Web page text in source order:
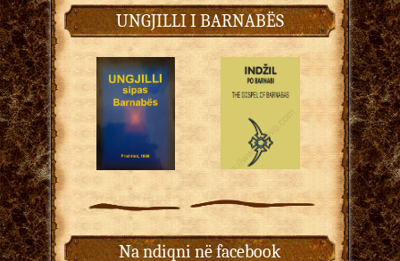
UNGJILLI I BARNABËS
Na ndiqni në facebook